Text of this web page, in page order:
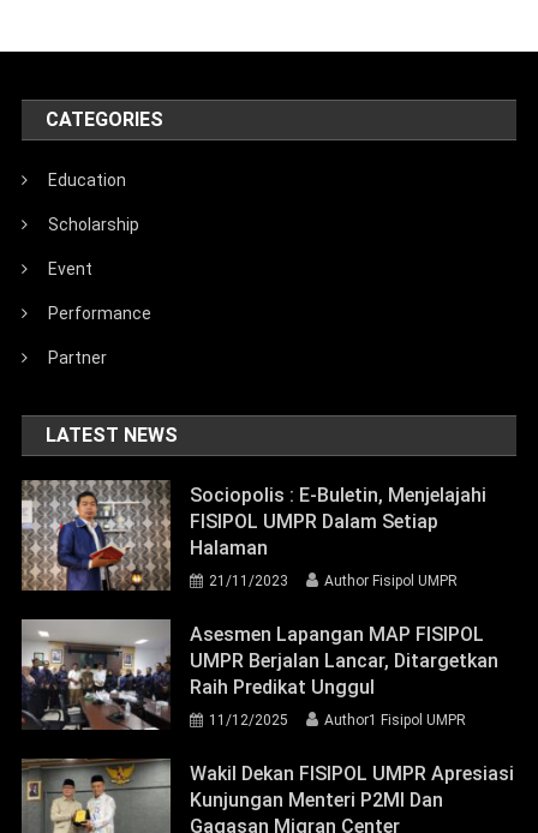
CATEGORIES
Education
Scholarship
Event
Performance
Partner
LATEST NEWS
Sociopolis : E-Buletin, Menjelajahi
FISIPOL UMPR Dalam Setiap
Halaman
21/11/2023 Author Fisipol UMPR
Asesmen Lapangan MAP FISIPOL
UMPR Berjalan Lancar, Ditargetkan
Raih Predikat Unggul
11/12/2025 Author1 Fisipol UMPR
Wakil Dekan FISIPOL UMPR Apresiasi
Kunjungan Menteri P2MI Dan
Gagasan Migran Center